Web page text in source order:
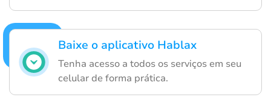
Baixe o aplicativo Hablax
Tenha acesso a todos os serviços em seu
celular de forma prática.